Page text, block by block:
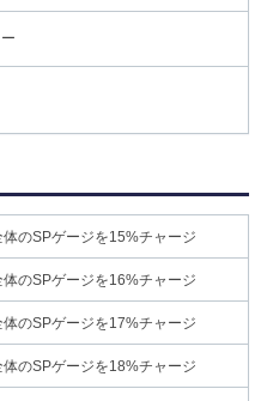
のSPゲージを15%チャージ
のSPゲージを16%チャージ
のSPゲージを17%チャージ
のSPゲージを18%チャージ